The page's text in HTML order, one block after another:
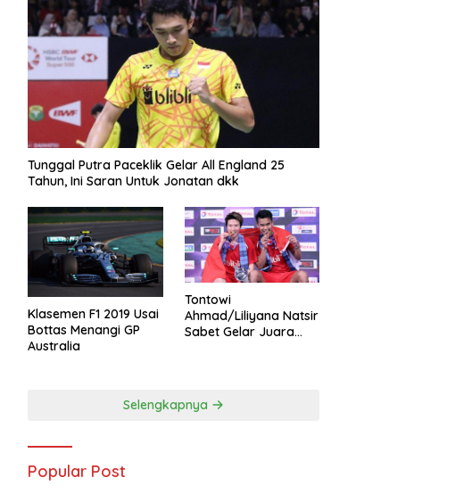
Tunggal Putra Paceklik Gelar All England 25
Tahun, Ini Saran Untuk Jonatan dkk
Klasemen F1 2019 Usai
Bottas Menangi GP
Australia
Tontowi
Ahmad/Liliyana Natsir
Sabet Gelar Juara
Selengkapnya
Popular Post